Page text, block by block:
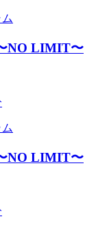
NO LIMIT〜
NO LIMIT〜